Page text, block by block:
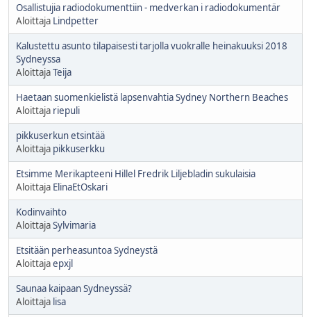
Osallistujia radiodokumenttiin - medverkan i radiodokumentär
Aloittaja Lindpetter
Kalustettu asunto tilapaisesti tarjolla vuokralle heinakuuksi 2018
Sydneyssa
AloittajaTeija
Haetaan suomenkielistä lapsenvahtia Sydney Northern Beaches
Aloittaja riepuli
pikkuserkun etsintää
Aloittaja pikkuserkku
Etsimme Merikapteeni Hillel Fredrik Liljebladin sukulaisia
Aloittaja ElinaEtOskari
Kodinvaihto
AloittajaSylvimaria
Etsitään perheasuntoa Sydneystä
Aloittajaepxjl
Saunaa kaipaan Sydneyssä?
Aloittaja lisa